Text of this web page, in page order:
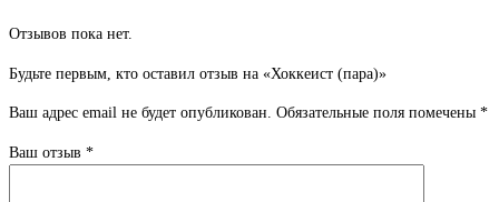
Отзывов пока нет.
Будьте первым, кто оставил отзыв на «Хоккеист (пара)»
Ваш адрес email не будет опубликован. Обязательные поля помечены *
Ваш отзыв *